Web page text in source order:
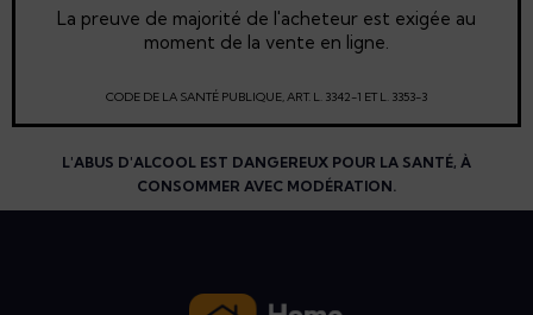
La preuve de majorité de l'acheteur est exigée au
moment de la vente en ligne.
CODE DE LA SANTÉ PUBLIQUE, ART. L. 3342-1 ET L. 3353-3
L'ABUS D'ALCOOL EST DANGEREUX POUR LA SANTÉ, À
CONSOMMER AVEC MODÉRATION.